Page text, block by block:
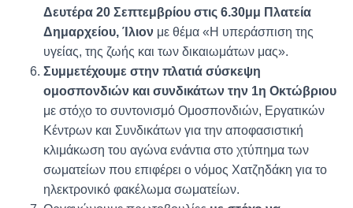
Δευτέρα 20 Σεπτεμβρίου στις 6.30μμ Πλατεία
Δημαρχείου, Ίλιον με θέμα «Η υπεράσπιση της
υγείας, της ζωής και των δικαιωμάτων μας».
Συμμετέχουμε στην πλατιά σύσκεψη
ομοσπονδιών και συνδικάτων την 1η Οκτώβριου
με στόχο το συντονισμό Ομοσπονδιών, Εργατικών
Κέντρων και Συνδικάτων για την αποφασιστική
κλιμάκωση του αγώνα ενάντια στο χτύπημα των
σωματείων που επιφέρει ο νόμος Χατζηδάκη για το
ηλεκτρονικό φακέλωμα σωματείων.